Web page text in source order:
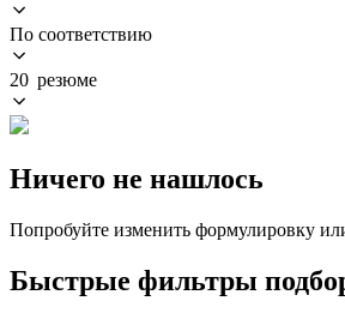
По соответствию
20 резюме
Ничего не нашлось
Попробуйте изменить формулировку
Быстрые фильтры